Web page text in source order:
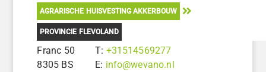
AGRARISCHE HUISVESTING AKKERBOUW
PROVINCIE FLEVOLAND
Franc 50
8305 BS
T: +31514569277
E: info@wevano.nl